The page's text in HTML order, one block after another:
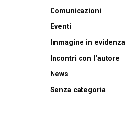
Comunicazioni
Eventi
Immagine in evidenza
Incontri con l'autore
News
Senza categoria